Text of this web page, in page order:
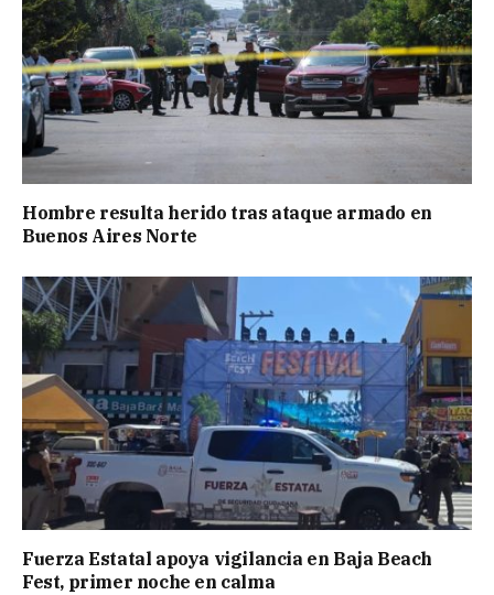
Hombre resulta herido tras ataque armado en
Buenos Aires Norte
Fuerza Estatal apoya vigilancia en Baja Beach
Fest, primer noche en calma